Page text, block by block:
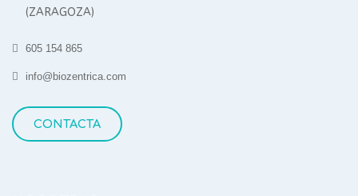
(ZARAGOZA)
605 154 865
info@biozentrica.com
CONTACTA